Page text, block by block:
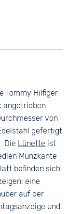
Tommy Hilfiger
angetrieben.
von
gefertigt
Die Lünette ist
Münzkante
befinden sich
eine
auf der
und